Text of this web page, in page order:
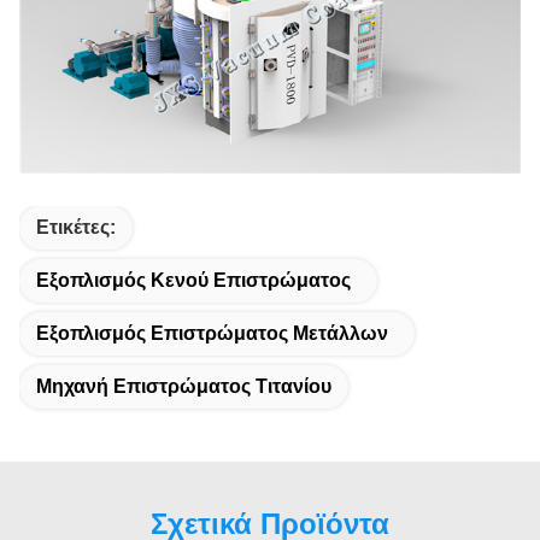
Ετικέτες:
Εξοπλισμός Κενού Επιστρώματος
Εξοπλισμός Επιστρώματος Μετάλλων
Μηχανή Επιστρώματος Τιτανίου
Σχετικά Προϊόντα